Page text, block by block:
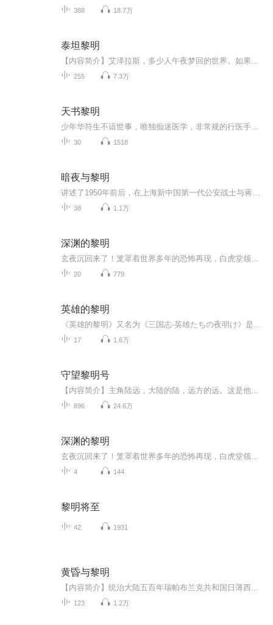
388 18.7万
泰坦黎明
255 7.3万
天书黎明
30 1518
暗夜与黎明
38 1.1万
深渊的黎明
20 779
英雄的黎明
17 1.6万
守望黎明号
896 24.6万
深渊的黎明
4 144
黎明将至
42 1931
黄昏与黎明
123 1.2万